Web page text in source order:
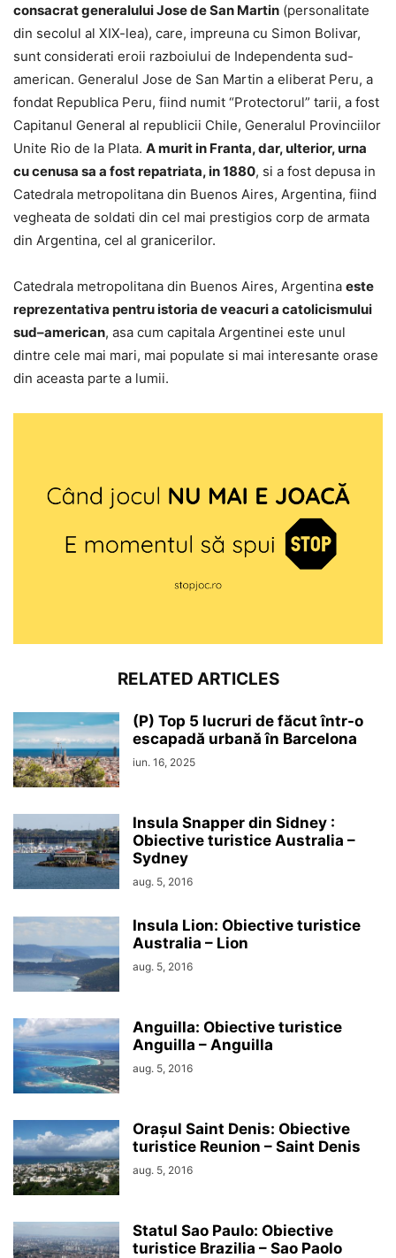
consacrat generalului Jose de San Martin (personalitate
din secolul al XIX-lea), care, impreuna cu Simon Bolivar,
sunt considerati eroii razboiului de Independenta sud-
american. Generalul Jose de San Martin a eliberat Peru, a
fondat Republica Peru, fiind numit “Protectorul” tarii, a fost
Capitanul General al republicii Chile, Generalul Provinciilor
Unite Rio de la Plata. A murit in Franta, dar, ulterior, urna
cu cenusa sa a fost repatriata, in 1880, si a fost depusa in
Catedrala metropolitana din Buenos Aires, Argentina, fiind
vegheata de soldati din cel mai prestigios corp de armata
din Argentina, cel al granicerilor.
Catedrala metropolitana din Buenos Aires, Argentina este
reprezentativa pentru istoria de veacuri a catolicismului
sud–american, asa cum capitala Argentinei este unul
dintre cele mai mari, mai populate si mai interesante orase
din aceasta parte a lumii.
RELATED ARTICLES
(P) Top 5 lucruri de făcut într-o
escapadă urbană în Barcelona
iun. 16, 2025
Insula Snapper din Sidney :
Obiective turistice Australia –
Sydney
aug. 5, 2016
Insula Lion: Obiective turistice
Australia – Lion
aug. 5, 2016
Anguilla: Obiective turistice
Anguilla – Anguilla
aug. 5, 2016
Orașul Saint Denis: Obiective
turistice Reunion – Saint Denis
aug. 5, 2016
Statul Sao Paulo: Obiective
turistice Brazilia – Sao Paolo